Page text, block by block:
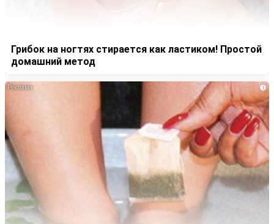
Грибок на ногтях стирается как ластиком! Простой
домашний метод
i